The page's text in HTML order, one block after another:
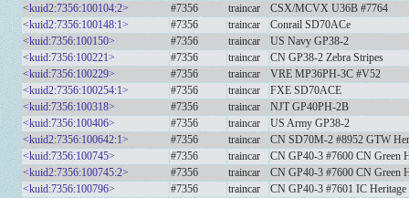
<kuid2:7356:100104:2>
#7356 traincar
CSX/MCVX U36B #7764
<kuid2:7356:100148:1>
#7356 traincar
Conrail SD70ACe
<kuid:7356:100150>
#7356 traincar
US Navy GP38-2
<kuid:7356:100221>
#7356 traincar
CN GP38-2 Zebra Stripes
<kuid:7356:100229>
#7356 traincar
VRE MP36PH-3C #V52
<kuid2:7356:100254:1>
#7356 traincar
FXE SD70ACE
<kuid:7356:100318>
#7356 traincar
NJT GP40PH-2B
<kuid:7356:100406>
#7356 traincar
US Army GP38-2
<kuid2:7356:100642:1>
#7356 traincar
CN SD70M-2 #8952 GTW
<kuid:7356:100745>
#7356 traincar
CN GP40-3 #7600 CN Green
<kuid2:7356:100745:2>
#7356 traincar
CN GP40-3 #7600 CN Green
<kuid:7356:100796>
#7356 traincar
CN GP40-3 #7601 IC Heritage